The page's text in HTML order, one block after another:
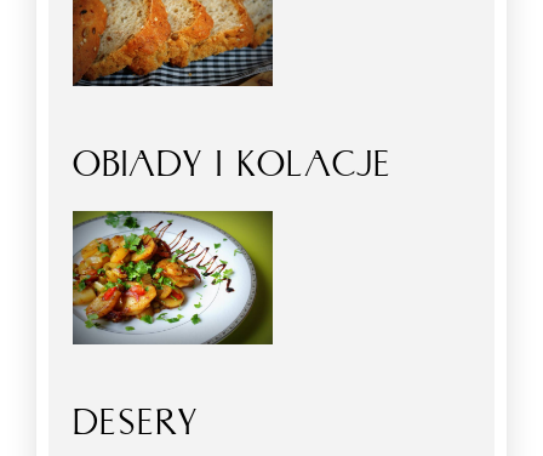
OBIADY I KOLACJE
DESERY